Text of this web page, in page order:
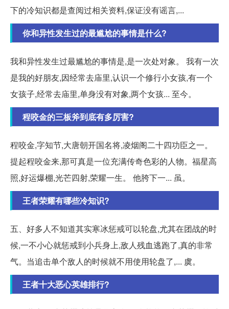
下的冷知识都是查阅过相关资料,保证没有谣言,...
你和异性发生过的最尴尬的事情是什么?
我和异性发生过最尴尬的事情是,是一次处对象。 我有一次
是我的好朋友,因经常去庙里,认识一个修行小女孩,有一个
女孩子,经常去庙里,单身没有对象,两个女孩... 至今。
程咬金的三板斧到底有多厉害?
程咬金,字知节,大唐朝开国名将,凌烟阁二十四功臣之一。
提起程咬金来,那可真是一位充满传奇色彩的人物。福星高
照,好运爆棚,光芒四射,荣耀一生。 他胯下一... 虽。
王者荣耀有哪些冷知识?
五、好多人不知道其实寒冰惩戒可以轮盘,尤其在团战的时
候,一不小心就惩戒到小兵身上,敌人残血逃跑了,真的非常
气。当追击单个敌人的时候就不用使用轮盘了,... 虞。
王者十大恶心英雄排行?